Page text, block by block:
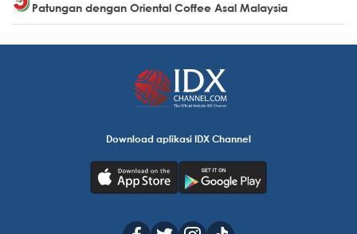
Patungan dengan Oriental Coffee Asal Malaysia
Download aplikasi IDX Channel